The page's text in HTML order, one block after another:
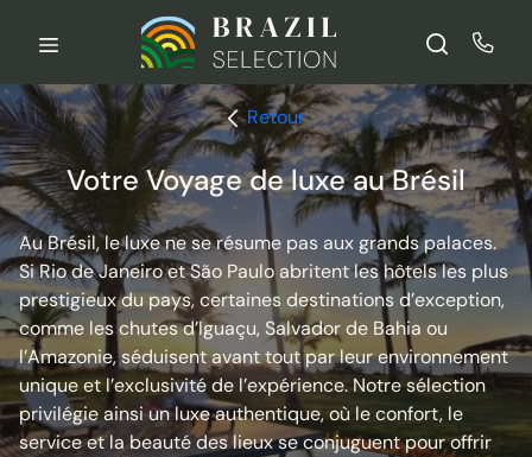
Retour
Votre Voyage de luxe au Brésil
Au Brésil, le luxe ne se résume pas aux grands palaces.
Si Rio de Janeiro et São Paulo abritent les hôtels les plus
prestigieux du pays, certaines destinations d’exception,
comme les chutes d’Iguaçu, Salvador de Bahia ou
l’Amazonie, séduisent avant tout par leur environnement
unique et l’exclusivité de l’expérience. Notre sélection
privilégie ainsi un luxe authentique, où le confort, le
service et la beauté des lieux se conjuguent pour offrir